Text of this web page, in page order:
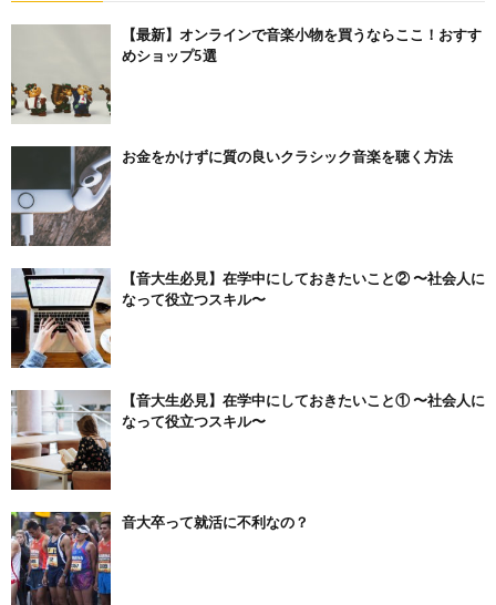
【最新】オンラインで音楽小物を買うならここ！おすす
めショップ5選
お金をかけずに質の良いクラシック音楽を聴く方法
【音大生必見】在学中にしておきたいこと② 〜社会人に
なって役立つスキル〜
【音大生必見】在学中にしておきたいこと① 〜社会人に
なって役立つスキル〜
音大卒って就活に不利なの？